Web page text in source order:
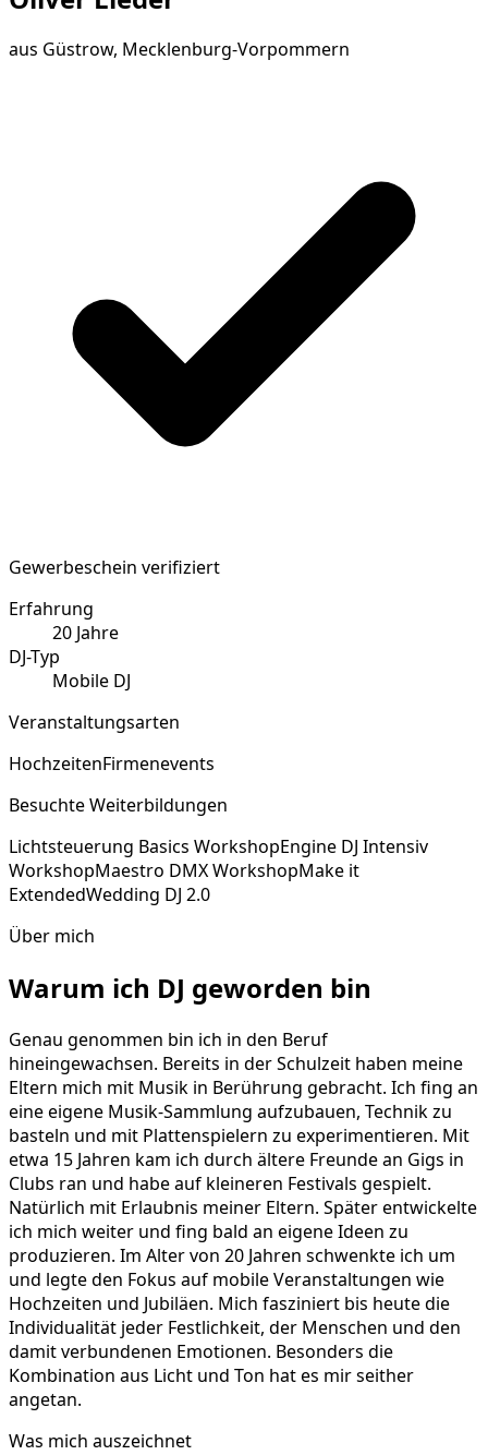
aus Güstrow, Mecklenburg-Vorpommern
Gewerbeschein verifiziert
Erfahrung
20 Jahre
DJ-Typ
Mobile DJ
Veranstaltungsarten
HochzeitenFirmenevents
Besuchte Weiterbildungen
Lichtsteuerung Basics WorkshopEngine DJ Intensiv
WorkshopMaestro DMX WorkshopMake it
ExtendedWedding DJ 2.0
Über mich
Warum ich DJ geworden bin
Genau genommen bin ich in den Beruf
hineingewachsen. Bereits in der Schulzeit haben meine
Eltern mich mit Musik in Berührung gebracht. Ich fing an
eine eigene Musik-Sammlung aufzubauen, Technik zu
basteln und mit Plattenspielern zu experimentieren. Mit
etwa 15 Jahren kam ich durch ältere Freunde an Gigs in
Clubs ran und habe auf kleineren Festivals gespielt.
Natürlich mit Erlaubnis meiner Eltern. Später entwickelte
ich mich weiter und fing bald an eigene Ideen zu
produzieren. Im Alter von 20 Jahren schwenkte ich um
und legte den Fokus auf mobile Veranstaltungen wie
Hochzeiten und Jubiläen. Mich fasziniert bis heute die
Individualität jeder Festlichkeit, der Menschen und den
damit verbundenen Emotionen. Besonders die
Kombination aus Licht und Ton hat es mir seither
angetan.
Was mich auszeichnet